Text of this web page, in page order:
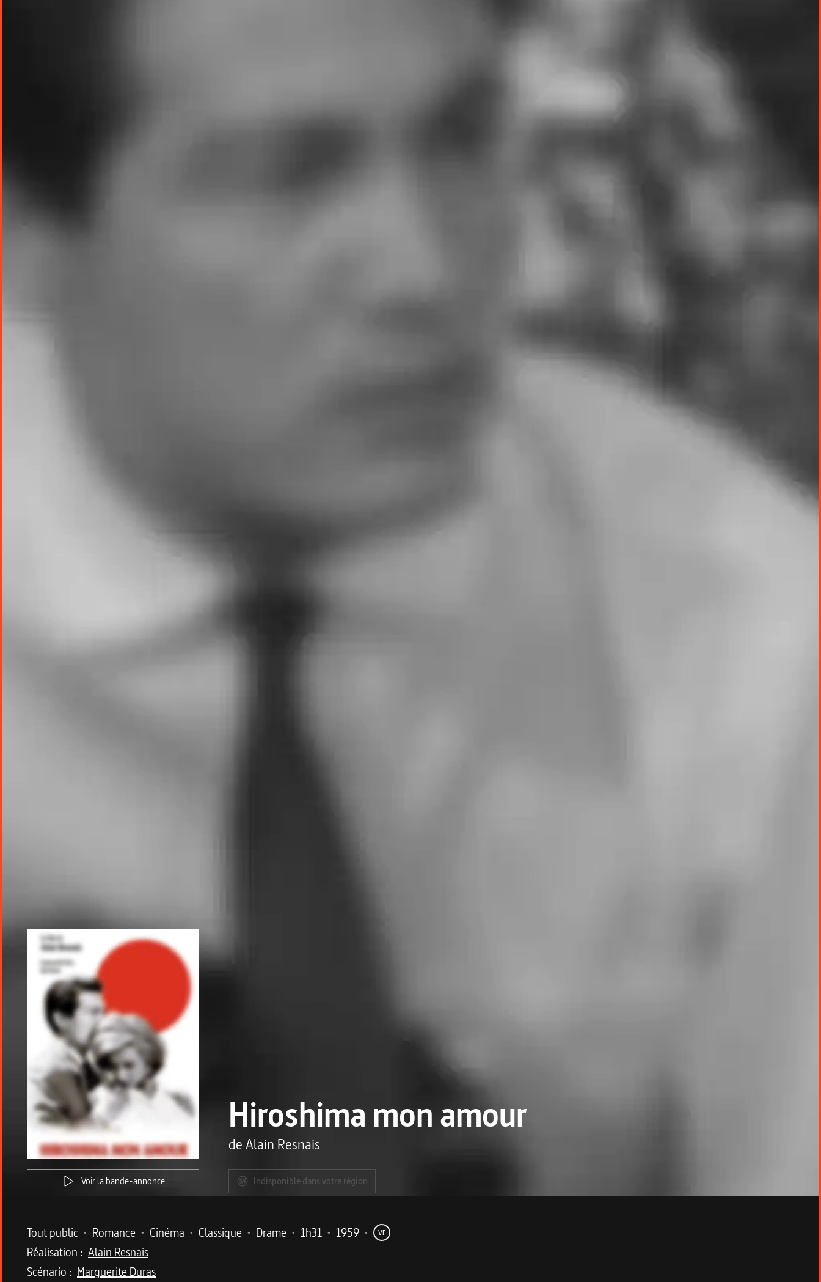
Voir la bande-annonce
Hiroshima mon amour
deAlain Resnais
Indisponible dans votre région
Metadata du programme
Tout public • Romance • Cinéma • Classique • Drame • 1h31 • 1959 • VF
Réalisation : Alain Resnais
Scénario : Marguerite Duras